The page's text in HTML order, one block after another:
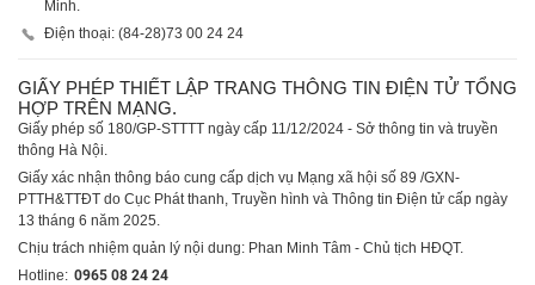
Minh.
Điện thoại: (84-28)73 00 24 24
GIẤY PHÉP THIẾT LẬP TRANG THÔNG TIN ĐIỆN TỬ TỔNG
HỢP TRÊN MẠNG.
Giấy phép số 180/GP-STTTT ngày cấp 11/12/2024 - Sở thông tin và truyền
thông Hà Nội.
Giấy xác nhận thông báo cung cấp dịch vụ Mạng xã hội số 89 /GXN-
PTTH&TTĐT do Cục Phát thanh, Truyền hình và Thông tin Điện tử cấp ngày
13 tháng 6 năm 2025.
Chịu trách nhiệm quản lý nội dung: Phan Minh Tâm - Chủ tịch HĐQT.
Hotline: 0965 08 24 24